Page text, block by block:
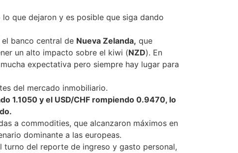
que dejaron y es posible que siga dando
banco central de Nueva Zelanda, que
un alto impacto sobre el kiwi (NZD). En
expectativa pero siempre hay lugar para
del mercado inmobiliario.
1.1050 y el USD/CHF rompiendo 0.9470, lo
a commodities, que alcanzaron máximos en
dominante a las europeas.
turno del reporte de ingreso y gasto personal,